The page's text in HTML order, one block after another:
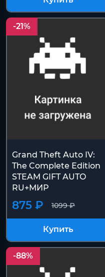
Купить
-21%
Grand Theft Auto IV:
The Complete Edition
STEAM GIFT AUTO
875 ₽
Купить
-88%